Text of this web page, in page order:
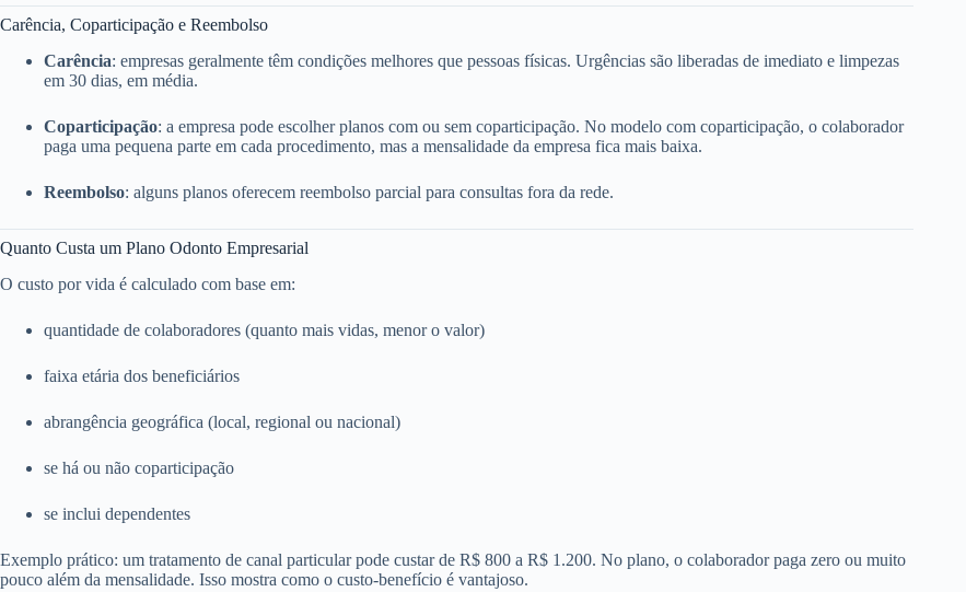
Carência, Coparticipação e Reembolso
Carência: empresas geralmente têm condições melhores que pessoas físicas. Urgências são liberadas de imediato e limpezas
em 30 dias, em média.
Coparticipação: a empresa pode escolher planos com ou sem coparticipação. No modelo com coparticipação, o colaborador
paga uma pequena parte em cada procedimento, mas a mensalidade da empresa fica mais baixa.
Reembolso: alguns planos oferecem reembolso parcial para consultas fora da rede.
Quanto Custa um Plano Odonto Empresarial
O custo por vida é calculado com base em:
quantidade de colaboradores (quanto mais vidas, menor o valor)
faixa etária dos beneficiários
abrangência geográfica (local, regional ou nacional)
se há ou não coparticipação
se inclui dependentes
Exemplo prático: um tratamento de canal particular pode custar de R$ 800 a R$ 1.200. No plano, o colaborador paga zero ou muito
pouco além da mensalidade. Isso mostra como o custo-benefício é vantajoso.